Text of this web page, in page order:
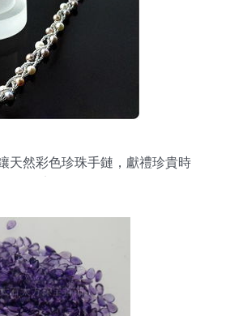
天然彩色珍珠手鏈，獻禮珍貴時